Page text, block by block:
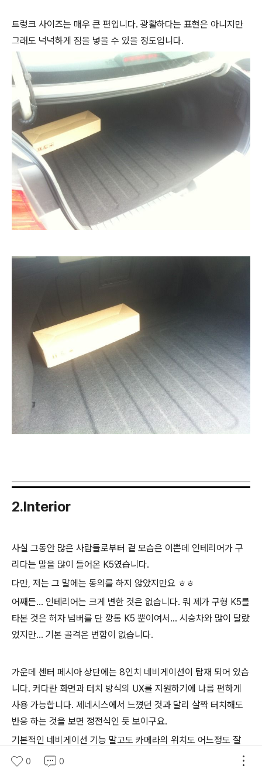
트렁크 사이즈는 매우 큰 편입니다. 광활하다는 표현은 아니지만
그래도 넉넉하게 짐을 넣을 수 있을 정도입니다.
2.Interior
사실 그동안 많은 사람들로부터 겉 모습은 이쁜데 인테리어가 구
리다는 말을 많이 들어온 K5였습니다.
다만, 저는 그 말에는 동의를 하지 않았지만요 ㅎㅎ
어째든... 인테리어는 크게 변한 것은 없습니다. 뭐 제가 구형 K5를
타본 것은 허자 넘버를 단 깡통 K5 뿐이여서... 시승차와 많이 달랐
었지만... 기본 골격은 변함이 없습니다.
가운데 센터 페시아 상단에는 8인치 네비게이션이 탑재 되어 있습
니다. 커다란 화면과 터치 방식의 UX를 지원하기에 나름 편하게
사용 가능합니다. 제네시스에서 느꼈던 것과 달리 살짝 터치해도
반응 하는 것을 보면 정전식인 듯 보이구요.
기본적인 네비게이션 기능 말고도 카메라의 위치도 어느정도 잘
알려 주는 것 같습니다.
0 0